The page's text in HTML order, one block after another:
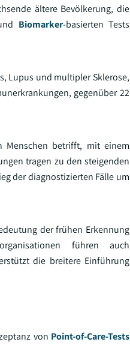
ältere Bevölkerung, die
Biomarker-basierten Tests
Lupus und multipler Sklerose,
gegenüber 22
Menschen betrifft, mit einem
tragen zu den steigenden
der diagnostizierten Fälle um
der frühen Erkennung
führen auch
die breitere Einführung
von Point-of-Care-Tests